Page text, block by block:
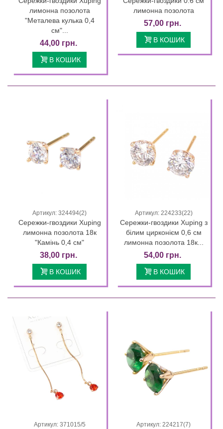
лимонна позолота
"Металева кулька 0,4
см"...
44,00 грн.
В КОШИК
лимонна позолота
57,00 грн.
В КОШИК
Артикул: 324494(2)
Сережки-гвоздики Xuping
лимонна позолота 18к
"Камінь 0,4 см"
38,00 грн.
В КОШИК
Артикул: 224233(22)
Сережки-гвоздики Xuping з
білим цирконієм 0,6 см
лимонна позолота 18к...
54,00 грн.
В КОШИК
Артикул: 371015/5 Артикул: 224217(7)